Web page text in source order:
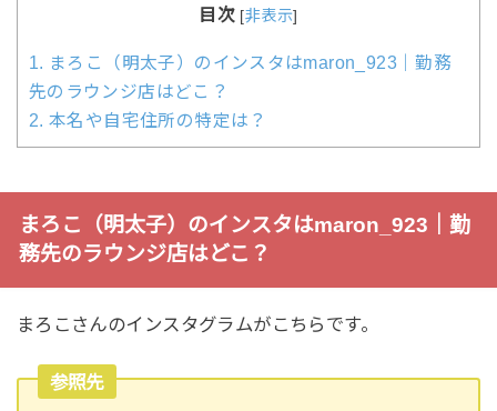
目次 [非表示]
1. まろこ（明太子）のインスタはmaron_923｜勤務
先のラウンジ店はどこ？
2. 本名や自宅住所の特定は？
まろこ（明太子）のインスタはmaron_923｜勤
務先のラウンジ店はどこ？
まろこさんのインスタグラムがこちらです。
参照先